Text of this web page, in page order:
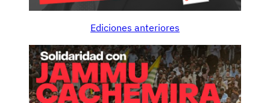
Ediciones anteriores